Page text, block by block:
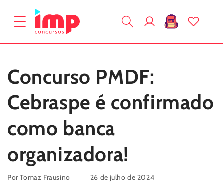
conteúdo
login
Carrinho
Concurso PMDF:
Cebraspe é confirmado
como banca
organizadora!
Por Tomaz Frausino 26 de julho de 2024